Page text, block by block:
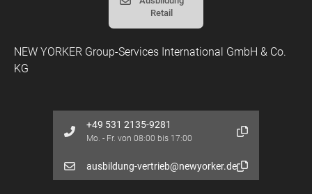
Retail
NEW YORKER Group-Services International GmbH & Co.
KG
+49 531 2135-9281
Mo. - Fr. von 08:00 bis 17:00
ausbildung-vertrieb@newyorker.de